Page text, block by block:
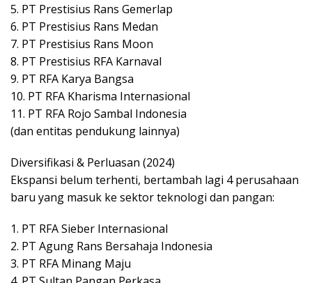
5. PT Prestisius Rans Gemerlap
6. PT Prestisius Rans Medan
7. PT Prestisius Rans Moon
8. PT Prestisius RFA Karnaval
9. PT RFA Karya Bangsa
10. PT RFA Kharisma Internasional
11. PT RFA Rojo Sambal Indonesia
(dan entitas pendukung lainnya)
Diversifikasi & Perluasan (2024)
Ekspansi belum terhenti, bertambah lagi 4 perusahaan
baru yang masuk ke sektor teknologi dan pangan:
1. PT RFA Sieber Internasional
2. PT Agung Rans Bersahaja Indonesia
3. PT RFA Minang Maju